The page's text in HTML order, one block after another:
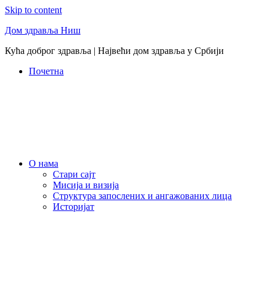
Skip to content
Дом здравља Ниш
Кућа доброг здравља | Највећи дом здравља у Србији
Почетна
О нама
Стари сајт
Мисија и визија
Структура запослених и ангажованих лица
Историјат